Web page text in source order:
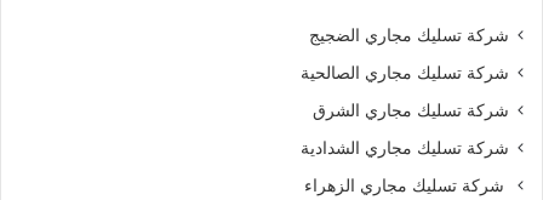
شركة تسليك مجاري الضجيج
شركة تسليك مجاري الصالحية
شركة تسليك مجاري الشرق
شركة تسليك مجاري الشدادية
شركة تسليك مجاري الزهراء